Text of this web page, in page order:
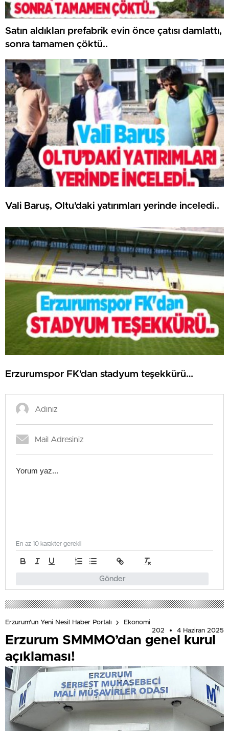
Satın aldıkları prefabrik evin önce çatısı damlattı,
sonra tamamen çöktü..
Vali Baruş, Oltu’daki yatırımları yerinde inceledi..
Erzurumspor FK’dan stadyum teşekkürü…
Gönder
En az 10 karakter gerekli
Erzurum'un Yeni Nesil Haber Portalı
Ekonomi
202
4 Haziran 2025
Erzurum SMMMO’dan genel kurul
açıklaması!